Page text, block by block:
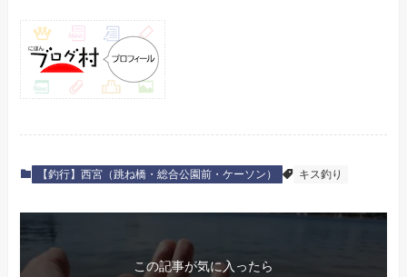
【釣行】西宮（跳ね橋・総合公園前・ケーソン） キス釣り
この記事が気に入ったら